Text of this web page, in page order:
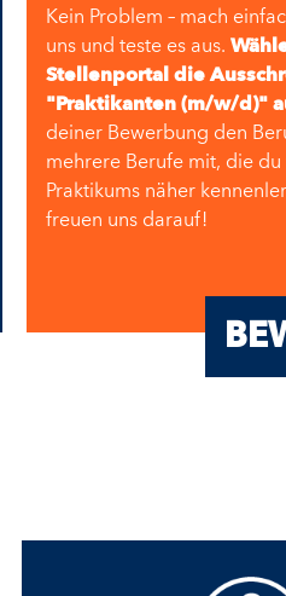
Kein Problem – mach
uns und teste es aus.
Stellenportal die
"Praktikanten (m/w/d)"
deiner Bewerbung den
mehrere Berufe mit, die
Praktikums näher
freuen uns darauf!